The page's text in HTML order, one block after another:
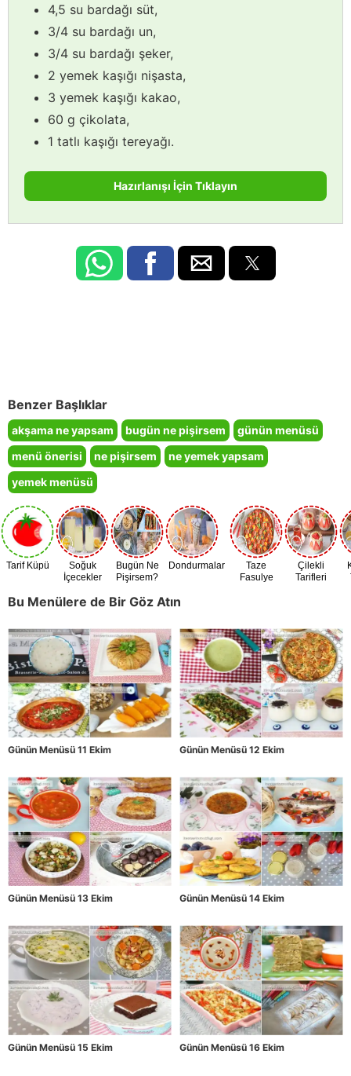
4,5 su bardağı süt,
3/4 su bardağı un,
3/4 su bardağı şeker,
2 yemek kaşığı nişasta,
3 yemek kaşığı kakao,
60 g çikolata,
1 tatlı kaşığı tereyağı.
Hazırlanışı İçin Tıklayın
Benzer Başlıklar
akşama ne yapsam bugün ne pişirsem
günün menüsü
menü önerisi
ne pişirsem
ne yemek yapsam
yemek menüsü
Tarif Küpü
Soğuk
İçecekler
Bugün Ne
Pişirsem?
Dondurmalar
Taze
Fasulye
Çilekli
Tarifleri
Bu Menülere de Bir Göz Atın
Günün Menüsü 11 Ekim Günün Menüsü 12 Ekim
Günün Menüsü 13 Ekim Günün Menüsü 14 Ekim
Günün Menüsü 15 Ekim Günün Menüsü 16 Ekim